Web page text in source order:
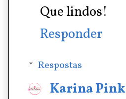
Que lindos!
Responder
Respostas
Karina Pink